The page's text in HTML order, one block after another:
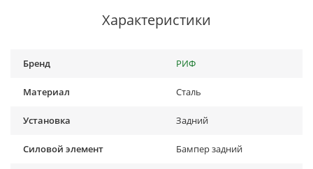
Характеристики
Бренд РИФ
Материал Сталь
Установка Задний
Силовой элемент Бампер задний